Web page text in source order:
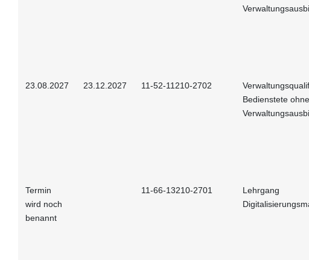
23.08.2027 23.12.2027 11-52-11210-2702
Bedienstete ohne
Termin
wird noch
benannt
11-66-13210-2701
Lehrgang